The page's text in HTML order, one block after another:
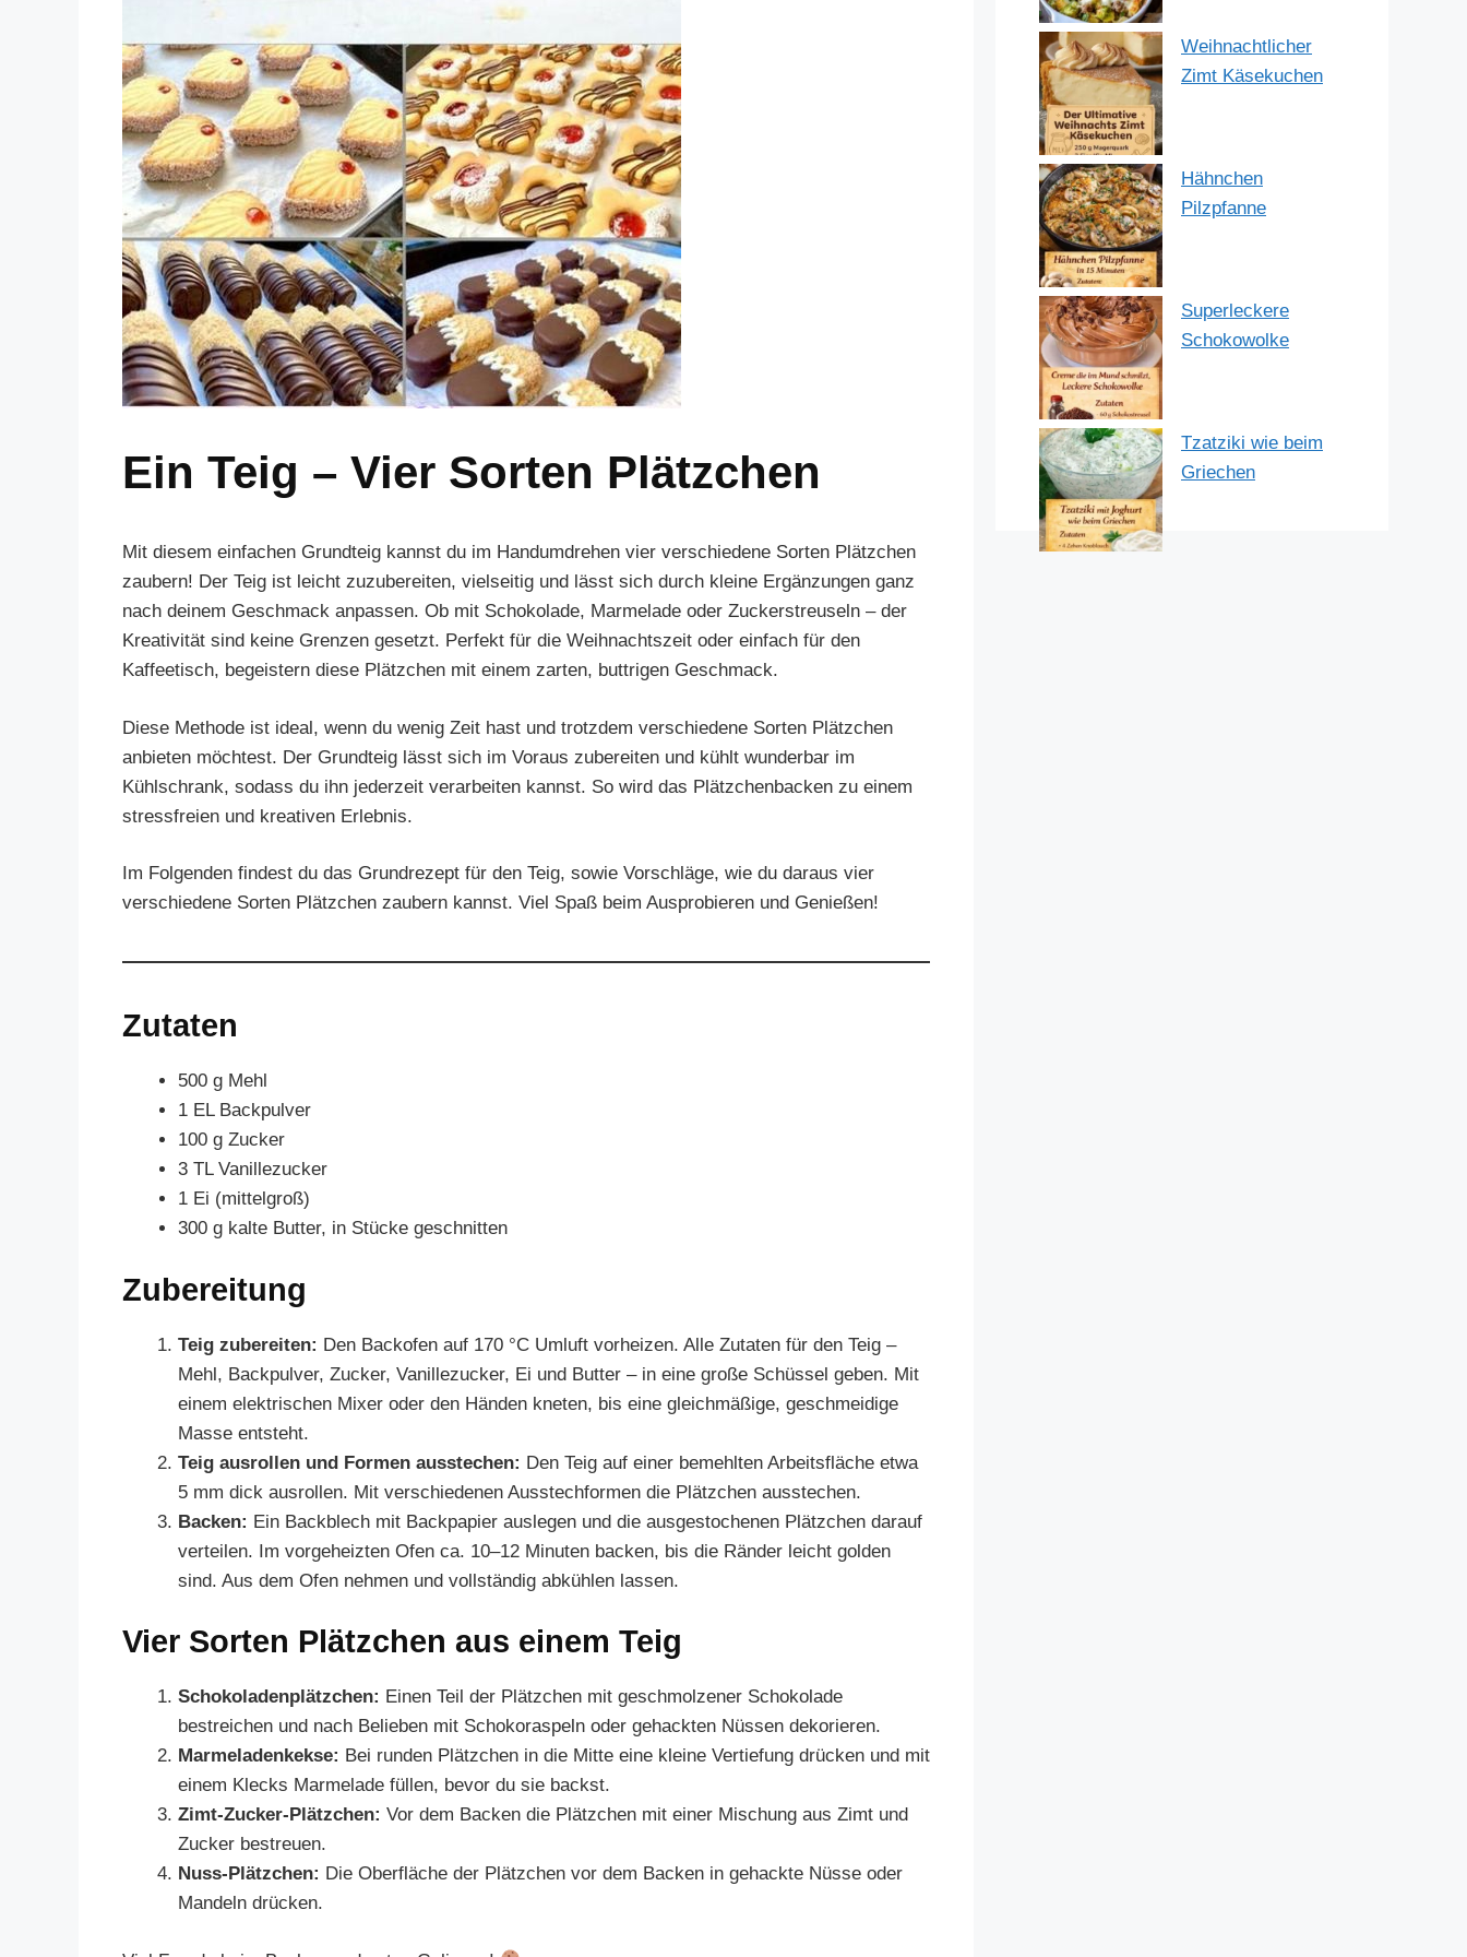
Ein Teig – Vier Sorten Plätzchen
Mit diesem einfachen Grundteig kannst du im Handumdrehen vier verschiedene Sorten Plätzchen
zaubern! Der Teig ist leicht zuzubereiten, vielseitig und lässt sich durch kleine Ergänzungen ganz
nach deinem Geschmack anpassen. Ob mit Schokolade, Marmelade oder Zuckerstreuseln – der
Kreativität sind keine Grenzen gesetzt. Perfekt für die Weihnachtszeit oder einfach für den
Kaffeetisch, begeistern diese Plätzchen mit einem zarten, buttrigen Geschmack.
Diese Methode ist ideal, wenn du wenig Zeit hast und trotzdem verschiedene Sorten Plätzchen
anbieten möchtest. Der Grundteig lässt sich im Voraus zubereiten und kühlt wunderbar im
Kühlschrank, sodass du ihn jederzeit verarbeiten kannst. So wird das Plätzchenbacken zu einem
stressfreien und kreativen Erlebnis.
Im Folgenden findest du das Grundrezept für den Teig, sowie Vorschläge, wie du daraus vier
verschiedene Sorten Plätzchen zaubern kannst. Viel Spaß beim Ausprobieren und Genießen!
Zutaten
500 g Mehl
1 EL Backpulver
100 g Zucker
3 TL Vanillezucker
1 Ei (mittelgroß)
300 g kalte Butter, in Stücke geschnitten
Zubereitung
Teig zubereiten: Den Backofen auf 170 °C Umluft vorheizen. Alle Zutaten für den Teig –
Mehl, Backpulver, Zucker, Vanillezucker, Ei und Butter – in eine große Schüssel geben. Mit
einem elektrischen Mixer oder den Händen kneten, bis eine gleichmäßige, geschmeidige
Masse entsteht.
Teig ausrollen und Formen ausstechen: Den Teig auf einer bemehlten Arbeitsfläche etwa
5 mm dick ausrollen. Mit verschiedenen Ausstechformen die Plätzchen ausstechen.
Backen: Ein Backblech mit Backpapier auslegen und die ausgestochenen Plätzchen darauf
verteilen. Im vorgeheizten Ofen ca. 10–12 Minuten backen, bis die Ränder leicht golden
sind. Aus dem Ofen nehmen und vollständig abkühlen lassen.
Vier Sorten Plätzchen aus einem Teig
Schokoladenplätzchen: Einen Teil der Plätzchen mit geschmolzener Schokolade
bestreichen und nach Belieben mit Schokoraspeln oder gehackten Nüssen dekorieren.
Marmeladenkekse: Bei runden Plätzchen in die Mitte eine kleine Vertiefung drücken und mit
einem Klecks Marmelade füllen, bevor du sie backst.
Zimt-Zucker-Plätzchen: Vor dem Backen die Plätzchen mit einer Mischung aus Zimt und
Zucker bestreuen.
Nuss-Plätzchen: Die Oberfläche der Plätzchen vor dem Backen in gehackte Nüsse oder
Mandeln drücken.
Weihnachtlicher
Zimt Käsekuchen
Hähnchen
Pilzpfanne
Superleckere
Schokowolke
Tzatziki wie beim
Griechen